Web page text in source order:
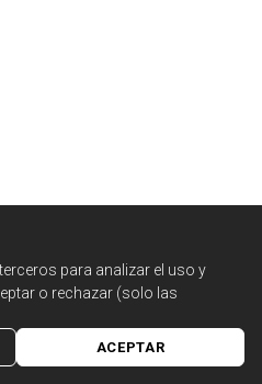
para analizar el uso y
o rechazar (solo las
ACEPTAR